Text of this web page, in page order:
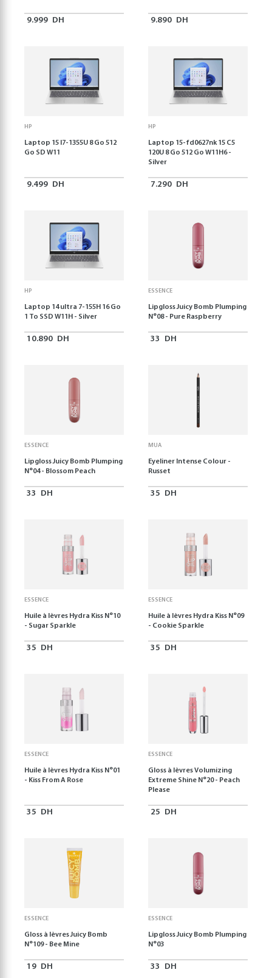
9.999 DH 9.890 DH
HP
Laptop 15 I7-1355U 8 Go 512
Go SD W11
9.499 DH
HP
Laptop 15-fd0627nk 15 C5
120U 8 Go 512 Go W11H6 -
Silver
7.290 DH
HP
Laptop 14 ultra 7-155H 16 Go
1 To SSD W11H - Silver
10.890 DH
ESSENCE
Lipgloss Juicy Bomb Plumping
N°08 - Pure Raspberry
33 DH
ESSENCE
Lipgloss Juicy Bomb Plumping
N°04 - Blossom Peach
33 DH
MUA
Eyeliner Intense Colour -
Russet
35 DH
ESSENCE
Huile à lèvres Hydra Kiss N°10
- Sugar Sparkle
35 DH
ESSENCE
Huile à lèvres Hydra Kiss N°09
- Cookie Sparkle
35 DH
ESSENCE
Huile à lèvres Hydra Kiss N°01
- Kiss From A Rose
35 DH
ESSENCE
Gloss à lèvres Volumizing
Extreme Shine N°20 - Peach
Please
25 DH
ESSENCE
Gloss à lèvres Juicy Bomb
N°109 - Bee Mine
19 DH
ESSENCE
Lipgloss Juicy Bomb Plumping
N°03
33 DH